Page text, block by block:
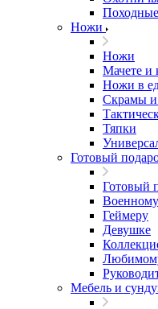
Походные
Ножи
Ножи
Мачете и
Ножи в
Скрамы и
Тяпки
Готовый
Готовый
Военному
Геймеру
Девушке
Мебель и